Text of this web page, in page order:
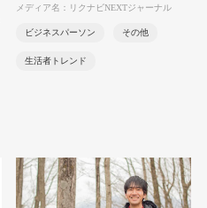
メディア名：リクナビNEXTジャーナル
ビジネスパーソン その他
生活者トレンド